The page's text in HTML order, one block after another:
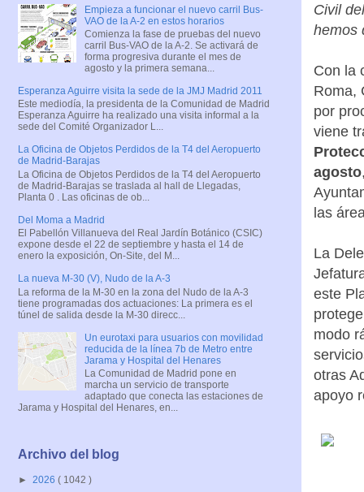
Civil
hemos
Con la
Roma,
por
viene
agosto
las
La
este
modo
otras
apoyo
Empieza a funcionar el nuevo carril Bus-
VAO de la A-2 en estos horarios
Comienza la fase de pruebas del nuevo
carril Bus-VAO de la A-2. Se activará de
forma progresiva durante el mes de
agosto y la primera semana...
Esperanza Aguirre visita la sede de la JMJ Madrid 2011
Este mediodía, la presidenta de la Comunidad de Madrid
Esperanza Aguirre ha realizado una visita informal a la
sede del Comité Organizador L...
La Oficina de Objetos Perdidos de la T4 del Aeropuerto
de Madrid-Barajas
La Oficina de Objetos Perdidos de la T4 del Aeropuerto
de Madrid-Barajas se traslada al hall de Llegadas,
Planta 0 . Las oficinas de ob...
Del Moma a Madrid
El Pabellón Villanueva del Real Jardín Botánico (CSIC)
expone desde el 22 de septiembre y hasta el 14 de
enero la exposición, On-Site, del M...
La nueva M-30 (V), Nudo de la A-3
La reforma de la M-30 en la zona del Nudo de la A-3
tiene programadas dos actuaciones: La primera es el
túnel de salida desde la M-30 direcc...
Un eurotaxi para usuarios con movilidad
reducida de la línea 7b de Metro entre
Jarama y Hospital del Henares
La Comunidad de Madrid pone en
marcha un servicio de transporte
adaptado que conecta las estaciones de
Jarama y Hospital del Henares, en...
Archivo del blog
► 2026 ( 1042 )